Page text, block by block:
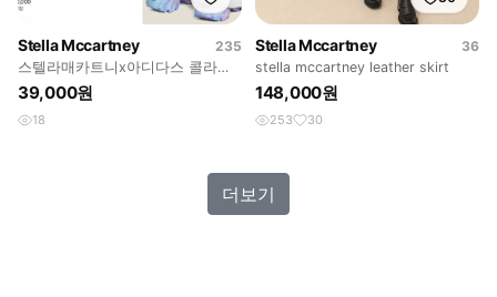
Stella Mccartney
235
스텔라매카트니x아디다스 콜라보
클로그 플랫폼 청키뮬 슬리퍼
39,000원
18
Stella Mccartney
36
stella mccartney leather skirt
148,000원
253 30
더보기